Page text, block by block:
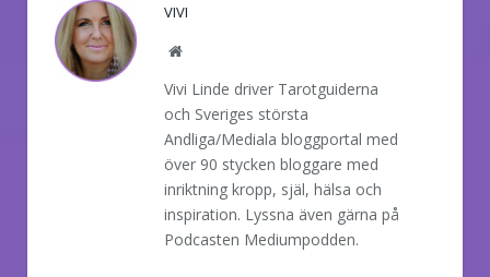
VIVI
Website
Vivi Linde driver Tarotguiderna
och Sveriges största
Andliga/Mediala bloggportal med
över 90 stycken bloggare med
inriktning kropp, själ, hälsa och
inspiration. Lyssna även gärna på
Podcasten Mediumpodden.